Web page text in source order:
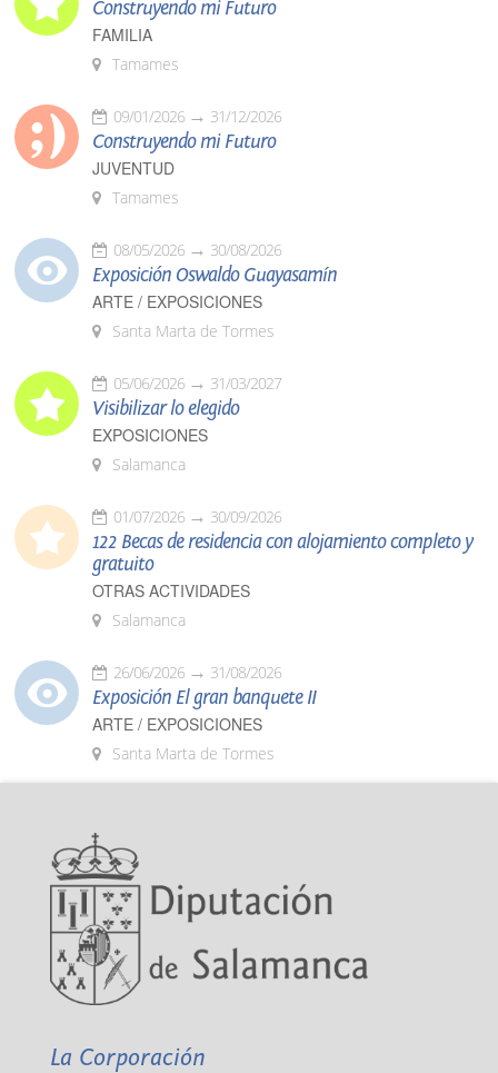
Construyendo mi Futuro
FAMILIA
Tamames
09/01/2026 31/12/2026
Construyendo mi Futuro
JUVENTUD
Tamames
08/05/2026 30/08/2026
Exposición Oswaldo Guayasamín
ARTE / EXPOSICIONES
Santa Marta de Tormes
05/06/2026 31/03/2027
Visibilizar lo elegido
EXPOSICIONES
Salamanca
01/07/2026 30/09/2026
122 Becas de residencia con alojamiento completo y
gratuito
OTRAS ACTIVIDADES
Salamanca
26/06/2026 31/08/2026
Exposición El gran banquete II
ARTE / EXPOSICIONES
Santa Marta de Tormes
La Corporación